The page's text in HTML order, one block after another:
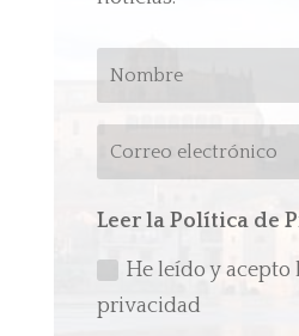
Leer la Política de
He leído y acepto
privacidad